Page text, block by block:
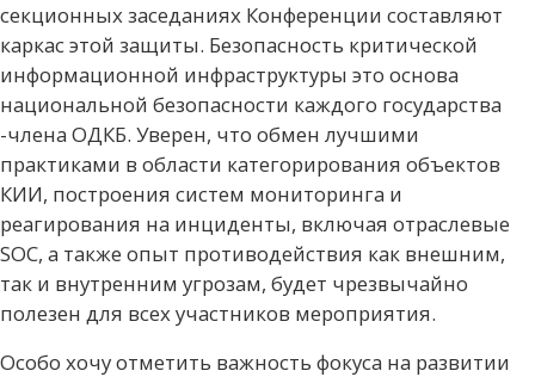
секционных заседаниях Конференции составляют
каркас этой защиты. Безопасность критической
информационной инфраструктуры это основа
национальной безопасности каждого государства
-члена ОДКБ. Уверен, что обмен лучшими
практиками в области категорирования объектов
КИИ, построения систем мониторинга и
реагирования на инциденты, включая отраслевые
SOC, а также опыт противодействия как внешним,
так и внутренним угрозам, будет чрезвычайно
полезен для всех участников мероприятия.
Особо хочу отметить важность фокуса на развитии